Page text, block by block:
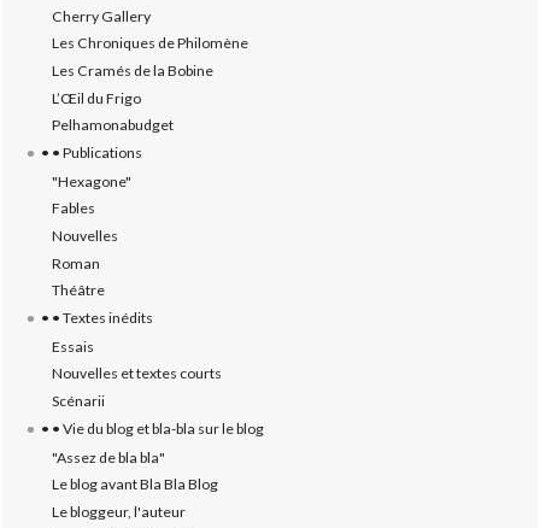
Cherry Gallery
Les Chroniques de Philomène
Les Cramés de la Bobine
L’‎Œil du Frigo
Pelhamonabudget
• • Publications
"Hexagone"
Fables
Nouvelles
Roman
Théâtre
• • Textes inédits
Essais
Nouvelles et textes courts
Scénarii
• • Vie du blog et bla-bla sur le blog
"Assez de bla bla"
Le blog avant Bla Bla Blog
Le bloggeur, l'auteur